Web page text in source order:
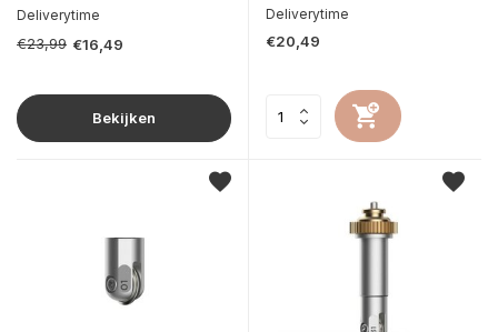
Deliverytime
€23,99 €16,49
Bekijken
Deliverytime
€20,49